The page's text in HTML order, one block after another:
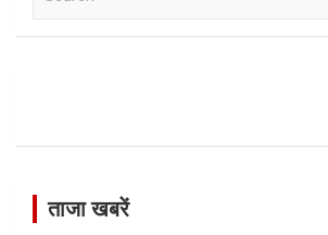
ताजा खबरें